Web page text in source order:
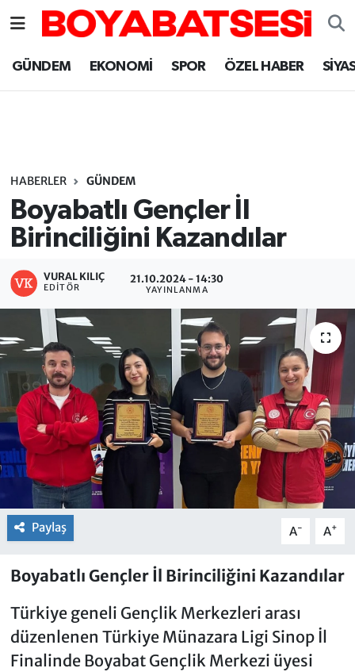
GÜNDEM EKONOMİ SPOR ÖZEL HABER
HABERLER GÜNDEM
Boyabatlı Gençler İl
Birinciliğini Kazandılar
VURAL KILIÇ
EDITÖR
21.10.2024 - 14:30
YAYINLANMA
Paylaş A- A+
Boyabatlı Gençler İl Birinciliğini Kazandılar
Türkiye geneli Gençlik Merkezleri arası
düzenlenen Türkiye Münazara Ligi Sinop İl
Finalinde Boyabat Gençlik Merkezi üyesi
Sinop Nöbetçi Eczaneler
Sinop Trafik Yoğunluk Haritası
Süper Lig Puan Durumu ve Fikstür
Haber Arşivi